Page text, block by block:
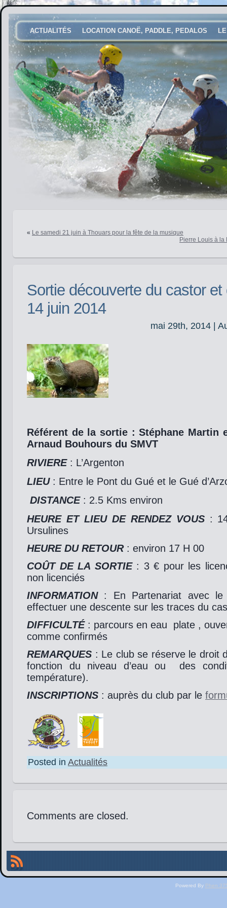
ACTUALITÉS LOCATION CANOË, PADDLE, PEDALOS
« Le samedi 21 juin à Thouars pour la fête de la musique
Pierre Louis à la
Sortie découverte du castor et
14 juin 2014
mai 29th, 2014 |
Référent de la sortie : Stéphane Martin
Arnaud Bouhours du SMVT
RIVIERE : L’Argenton
LIEU : Entre le Pont du Gué et le Gué
DISTANCE: 2.5 Kms environ
HEURE ET LIEU DE RENDEZ VOUS:
Ursulines
HEURE DU RETOUR: environ 17 H 00
COÛT DE LA SORTIE: 3 € pour les
non licenciés
INFORMATION : En Partenariat avec le
effectuer une descente sur les traces du
DIFFICULTÉ : parcours en eau plate ,
comme confirmés
REMARQUES : Le club se réserve le droit
fonction du niveau d’eau ou des
température).
INSCRIPTIONS : auprès du club par le
Posted in Actualités
Comments are closed.
Powered By Phen